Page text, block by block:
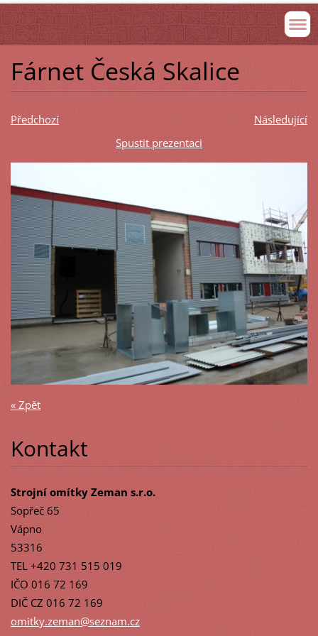
Fárnet Česká Skalice
Předchozí
Následující
Spustit prezentaci
« Zpět
Kontakt
Strojní omítky Zeman s.r.o.
Sopřeč 65
Vápno
53316
TEL +420 731 515 019
IČO 016 72 169
DIČ CZ 016 72 169
omitky.zeman@seznam.cz